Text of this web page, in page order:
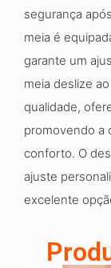
segurança
meia é
garante um
meia deslize
qualidade,
promovendo a
conforto. O
ajuste
excelente